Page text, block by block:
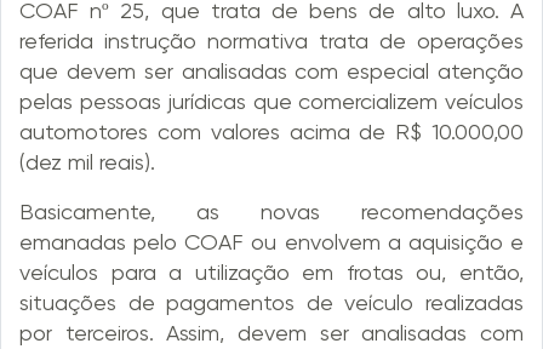
COAF nº 25, que trata de bens de alto luxo. A
referida instrução normativa trata de operações
que devem ser analisadas com especial atenção
pelas pessoas jurídicas que comercializem veículos
automotores com valores acima de R$ 10.000,00
(dez mil reais).
Basicamente, as novas recomendações
emanadas pelo COAF ou envolvem a aquisição e
veículos para a utilização em frotas ou, então,
situações de pagamentos de veículo realizadas
por terceiros. Assim, devem ser analisadas com